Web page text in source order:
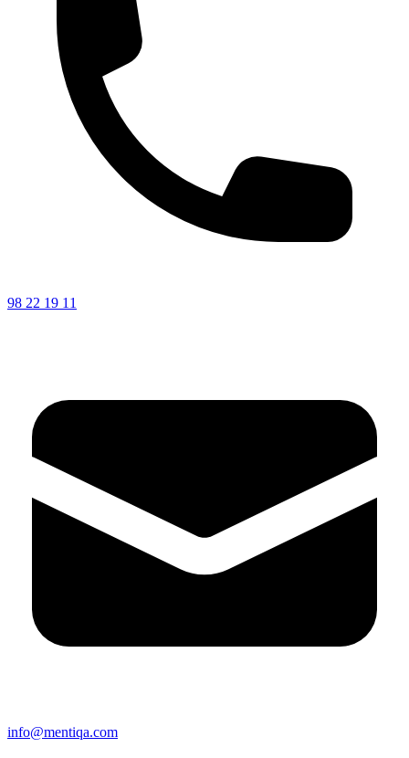
98 22 19 11
info@mentiqa.com